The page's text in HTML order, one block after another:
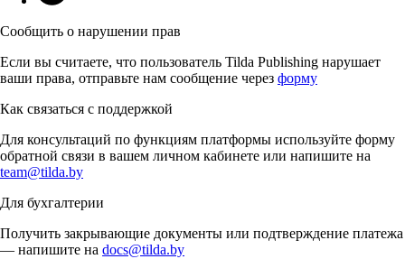
Сообщить о нарушении прав
Если вы считаете, что пользователь Tilda Publishing нарушает
ваши права, отправьте нам сообщение через форму
Как связаться с поддержкой
Для консультаций по функциям платформы используйте форму
обратной связи в вашем личном кабинете или напишите на
team@tilda.by
Для бухгалтерии
Получить закрывающие документы или подтверждение платежа
— напишите на docs@tilda.by